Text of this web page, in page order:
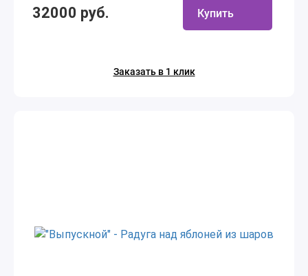
32000 руб. Купить
Заказать в 1 клик